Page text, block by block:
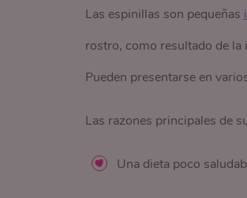
Las espinillas son pequeñas
rostro, como resultado de la
Pueden presentarse en
Las razones principales de
Una dieta poco